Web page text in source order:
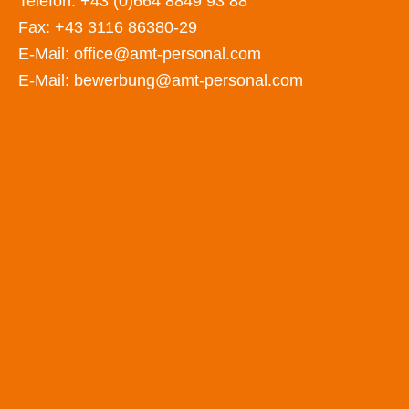
Fax: +43 3116 86380-29
E-Mail: office@amt-personal.com
E-Mail: bewerbung@amt-personal.com